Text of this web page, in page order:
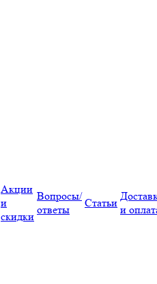
Акции
и
скидки
Вопросы/
ответы
Статьи
и